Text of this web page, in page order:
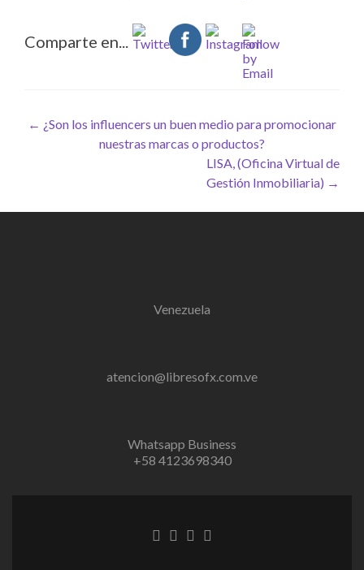
Comparte en...
Navegación de entradas
← ¿Son los influencers un buen medio para promocionar
nuestras marcas o productos?
LISA, (Oficina Virtual de
Gestión Inmobiliaria) →
Venezuela
atencion@libresofx.com.ve
Whatsapp Business
+58 4123698340
Enlace
Enlace
EnlaceEnlace